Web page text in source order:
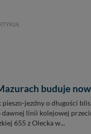
buduje
pieszo-jezdny o długości
dawnej linii kolejowej
655 z Olecka w...